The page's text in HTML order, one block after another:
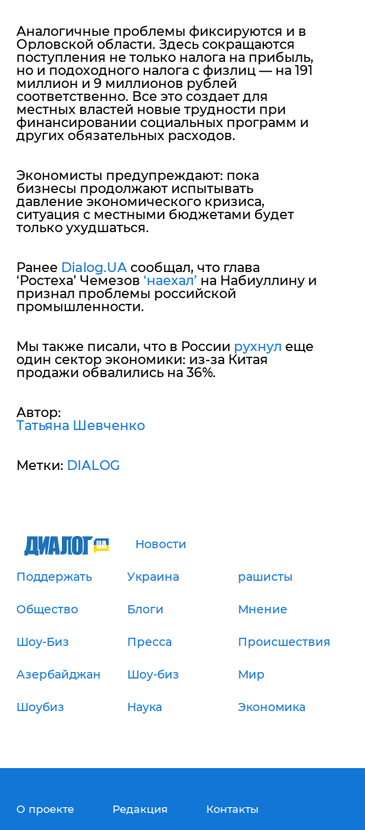
Аналогичные проблемы фиксируются и в
Орловской области. Здесь сокращаются
поступления не только налога на прибыль,
но и подоходного налога с физлиц — на 191
миллион и 9 миллионов рублей
соответственно. Все это создает для
местных властей новые трудности при
финансировании социальных программ и
других обязательных расходов.
Экономисты предупреждают: пока
бизнесы продолжают испытывать
давление экономического кризиса,
ситуация с местными бюджетами будет
только ухудшаться.
Ранее Dialog.UA сообщал, что глава
‘Ростеха’ Чемезов ‘наехал’ на Набиуллину и
признал проблемы российской
промышленности.
Мы также писали, что в России рухнул еще
один сектор экономики: из-за Китая
продажи обвалились на 36%.
Автор:
Татьяна Шевченко
Метки: DIALOG
Новости
Поддержать Украина рашисты
Общество Блоги Мнение
Шоу-Биз Пресса Происшествия
Азербайджан Шоу-биз Мир
Шоубиз Наука Экономика
О проекте Редакция Контакты